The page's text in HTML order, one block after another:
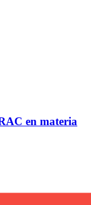
en materia